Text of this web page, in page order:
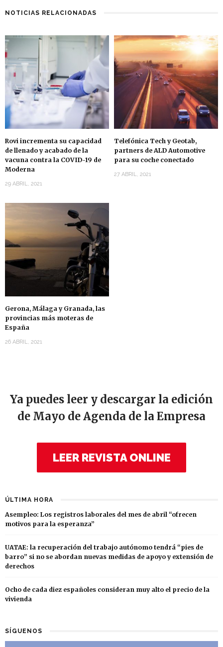
NOTICIAS RELACIONADAS
Rovi incrementa su capacidad
de llenado y acabado de la
vacuna contra la COVID-19 de
Moderna
29 ABRIL, 2021
Telefónica Tech y Geotab,
partners de ALD Automotive
para su coche conectado
27 ABRIL, 2021
Gerona, Málaga y Granada, las
provincias más moteras de
España
26 ABRIL, 2021
Ya puedes leer y descargar la edición
de Mayo de Agenda de la Empresa
LEER REVISTA ONLINE
ÚLTIMA HORA
Asempleo: Los registros laborales del mes de abril “ofrecen
motivos para la esperanza”
UATAE: la recuperación del trabajo autónomo tendrá “pies de
barro” si no se abordan nuevas medidas de apoyo y extensión de
derechos
Ocho de cada diez españoles consideran muy alto el precio de la
vivienda
SÍGUENOS